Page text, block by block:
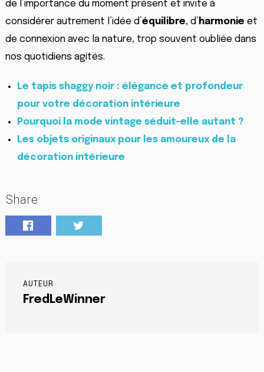
de l’importance du moment présent et invite à
considérer autrement l’idée d’équilibre, d’ harmonie et
de connexion avec la nature, trop souvent oubliée dans
nos quotidiens agités.
Le tapis shaggy noir : élégance et profondeur
pour votre décoration intérieure
Pourquoi la mode vintage séduit-elle autant ?
Les objets originaux pour les amoureux de la
décoration intérieure
Share
AUTEUR
FredLeWinner